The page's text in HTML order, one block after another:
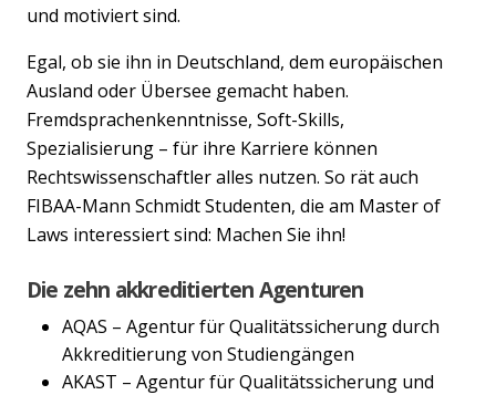
und motiviert sind.
Egal, ob sie ihn in Deutschland, dem europäischen
Ausland oder Übersee gemacht haben.
Fremdsprachenkenntnisse, Soft-Skills,
Spezialisierung – für ihre Karriere können
Rechtswissenschaftler alles nutzen. So rät auch
FIBAA-Mann Schmidt Studenten, die am Master of
Laws interessiert sind: Machen Sie ihn!
Die zehn akkreditierten Agenturen
AQAS – Agentur für Qualitätssicherung durch
Akkreditierung von Studiengängen
AKAST – Agentur für Qualitätssicherung und